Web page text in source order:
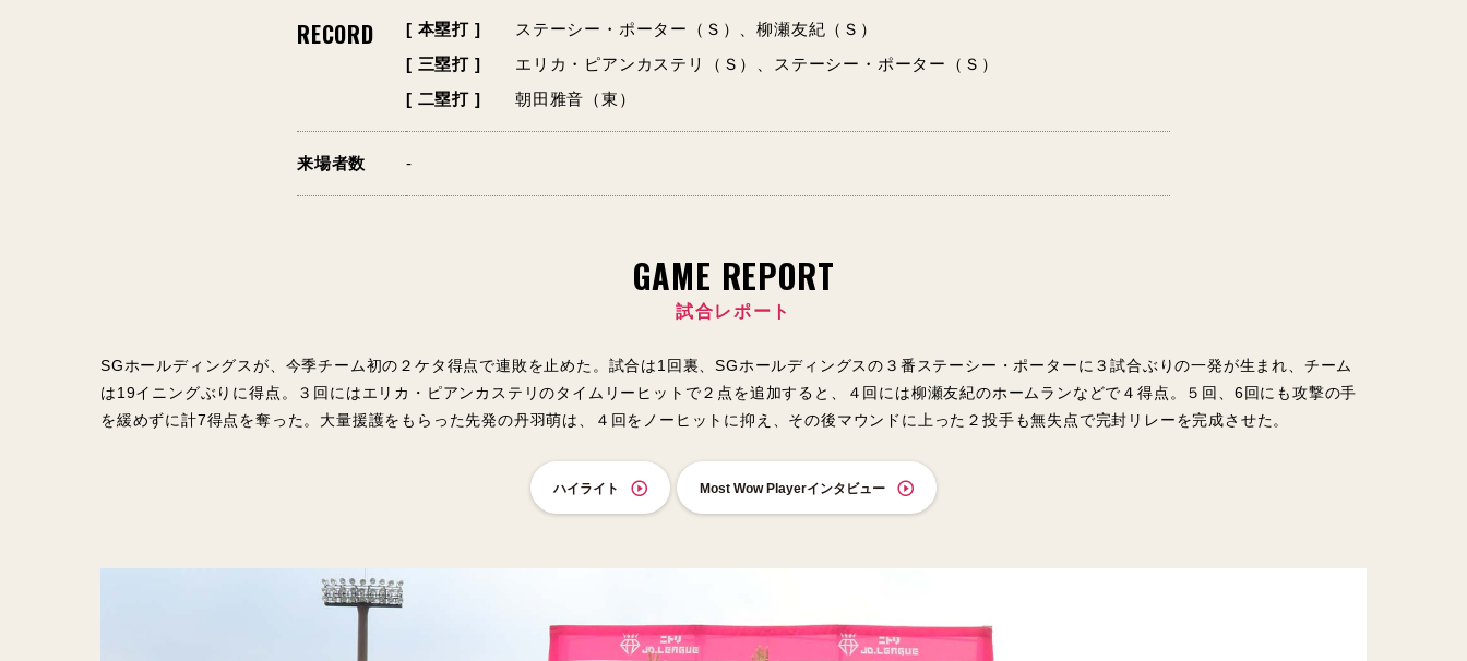
RECORD [ 本塁打 ]
ステーシー・ポーター（Ｓ）、柳瀬友紀（Ｓ）
[ 三塁打 ]
エリカ・ピアンカステリ（Ｓ）、ステーシー・ポーター（Ｓ）
[ 二塁打 ]
朝田雅音（東）
来場者数 -
GAME REPORT
試合レポート
SGホールディングスが、今季チーム初の２ケタ得点で連敗を止めた。試合は1回裏、SGホールディングスの３番ステーシー・ポーターに３試合ぶりの一発が生まれ、チーム
は19イニングぶりに得点。３回にはエリカ・ピアンカステリのタイムリーヒットで２点を追加すると、４回には柳瀬友紀のホームランなどで４得点。５回、6回にも攻撃の手
を緩めずに計7得点を奪った。大量援護をもらった先発の丹羽萌は、４回をノーヒットに抑え、その後マウンドに上った２投手も無失点で完封リレーを完成させた。
ハイライト Most Wow Playerインタビュー